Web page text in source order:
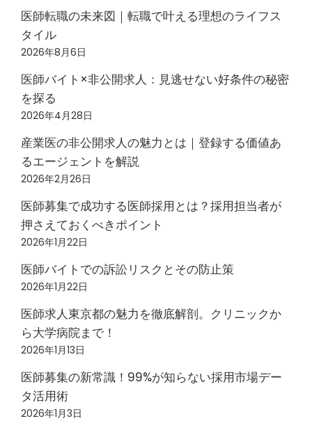
医師転職の未来図｜転職で叶える理想のライフス
タイル
2026年8月6日
医師バイト×非公開求人：見逃せない好条件の秘密
を探る
2026年4月28日
産業医の非公開求人の魅力とは｜登録する価値あ
るエージェントを解説
2026年2月26日
医師募集で成功する医師採用とは？採用担当者が
押さえておくべきポイント
2026年1月22日
医師バイトでの訴訟リスクとその防止策
2026年1月22日
医師求人東京都の魅力を徹底解剖。クリニックか
ら大学病院まで！
2026年1月13日
医師募集の新常識！99%が知らない採用市場デー
タ活用術
2026年1月3日